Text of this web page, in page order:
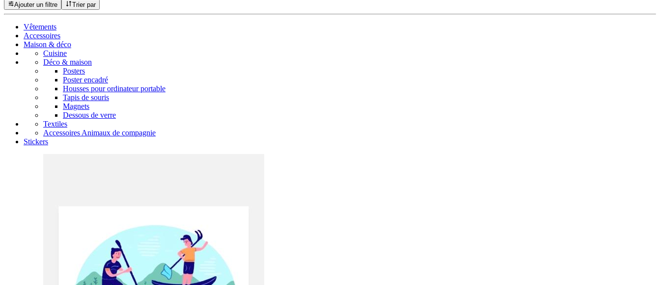
Ajouter un filtre
Trier par
Vêtements
Accessoires
Maison & déco
Cuisine
Déco & maison
Posters
Poster encadré
Housses pour ordinateur portable
Tapis de souris
Magnets
Dessous de verre
Textiles
Accessoires Animaux de compagnie
Stickers